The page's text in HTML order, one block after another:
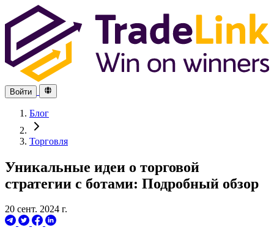
Войти
Блог
Торговля
Уникальные идеи о торговой
стратегии с ботами: Подробный обзор
20 сент. 2024 г.